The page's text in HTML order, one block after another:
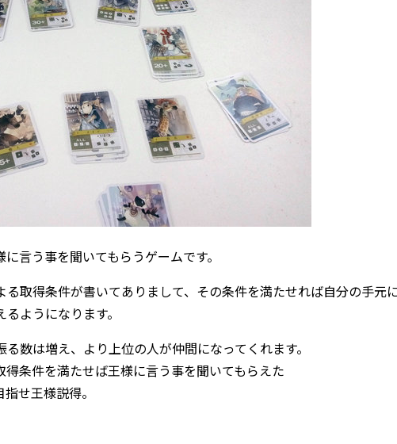
言う事を聞いてもらうゲームです。
取得条件が書いてありまして、その条件を満たせれば自分の手元
ようになります。
数は増え、より上位の人が仲間になってくれます。
条件を満たせば王様に言う事を聞いてもらえた
せ王様説得。